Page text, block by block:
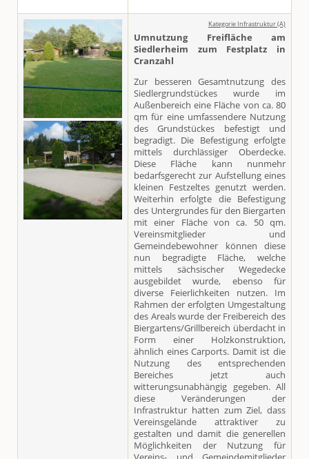
Kategorie Infrastruktur (A)
Umnutzung Freifläche am
Siedlerheim zum Festplatz in
Cranzahl
Zur besseren Gesamtnutzung des
Siedlergrundstückes wurde im
Außenbereich eine Fläche von ca. 80
qm für eine umfassendere Nutzung
des Grundstückes befestigt und
begradigt. Die Befestigung erfolgte
mittels durchlässiger Oberdecke.
Diese Fläche kann nunmehr
bedarfsgerecht zur Aufstellung eines
kleinen Festzeltes genutzt werden.
Weiterhin erfolgte die Befestigung
des Untergrundes für den Biergarten
mit einer Fläche von ca. 50 qm.
Vereinsmitglieder und
Gemeindebewohner können diese
nun begradigte Fläche, welche
mittels sächsischer Wegedecke
ausgebildet wurde, ebenso für
diverse Feierlichkeiten nutzen. Im
Rahmen der erfolgten Umgestaltung
des Areals wurde der Freibereich des
Biergartens/Grillbereich überdacht in
Form einer Holzkonstruktion,
ähnlich eines Carports. Damit ist die
Nutzung des entsprechenden
Bereiches jetzt auch
witterungsunabhängig gegeben. All
diese Veränderungen der
Infrastruktur hatten zum Ziel, dass
Vereinsgelände attraktiver zu
gestalten und damit die generellen
Möglichkeiten der Nutzung für